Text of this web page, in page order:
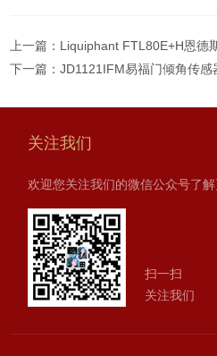
上一篇： Liquiphant FTL80E+H恩德
下一篇：JD1121IFM易福门倾角传感
关注我们
欢迎您关注我们的微信公众号了解
扫一扫
关注我们